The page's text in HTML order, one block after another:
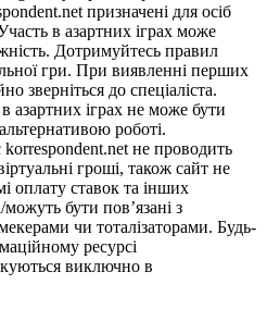
призначені для осіб
в азартних іграх може
Дотримуйтесь правил
гри. При виявленні перших
зверніться до спеціаліста.
азартних іграх не може бути
роботі.
не проводить
гроші, також сайт не
оплату ставок та інших
можуть бути пов’язані з
чи тоталізаторами. Будь-
ресурсі
виключно в